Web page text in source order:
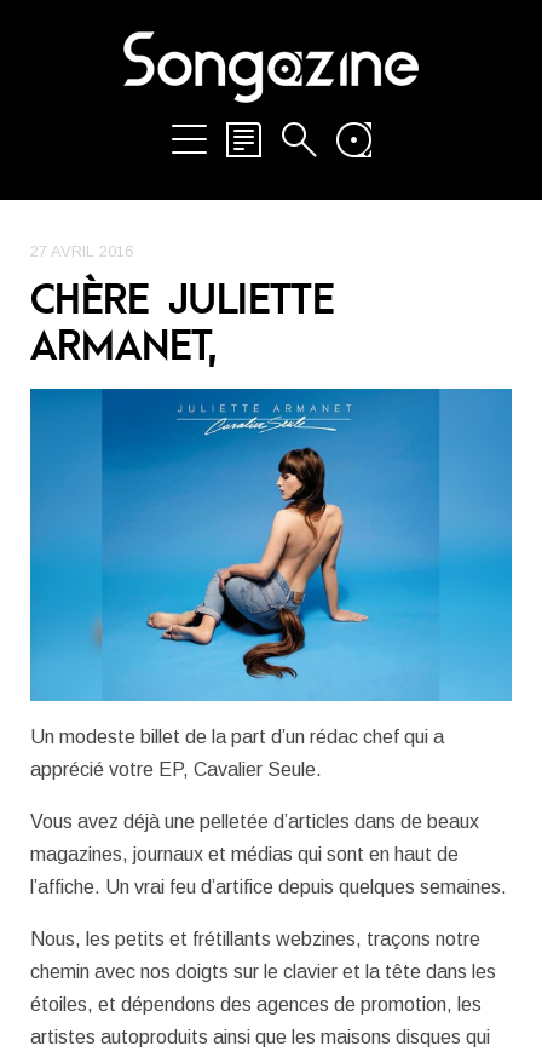
27 AVRIL 2016
CHÈRE JULIETTE
ARMANET,
Un modeste billet de la part d’un rédac chef qui a
apprécié votre EP, Cavalier Seule.
Vous avez déjà une pelletée d’articles dans de beaux
magazines, journaux et médias qui sont en haut de
l’affiche. Un vrai feu d’artifice depuis quelques semaines.
Nous, les petits et frétillants webzines, traçons notre
chemin avec nos doigts sur le clavier et la tête dans les
étoiles, et dépendons des agences de promotion, les
artistes autoproduits ainsi que les maisons disques qui